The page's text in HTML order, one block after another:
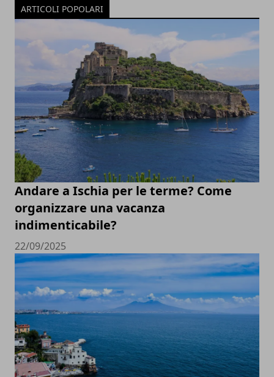
ARTICOLI POPOLARI
Andare a Ischia per le terme? Come
organizzare una vacanza
indimenticabile?
22/09/2025